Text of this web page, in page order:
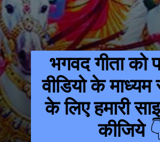
भगवद गीता
वीडियो के
के लिए हमारी
कीजिये